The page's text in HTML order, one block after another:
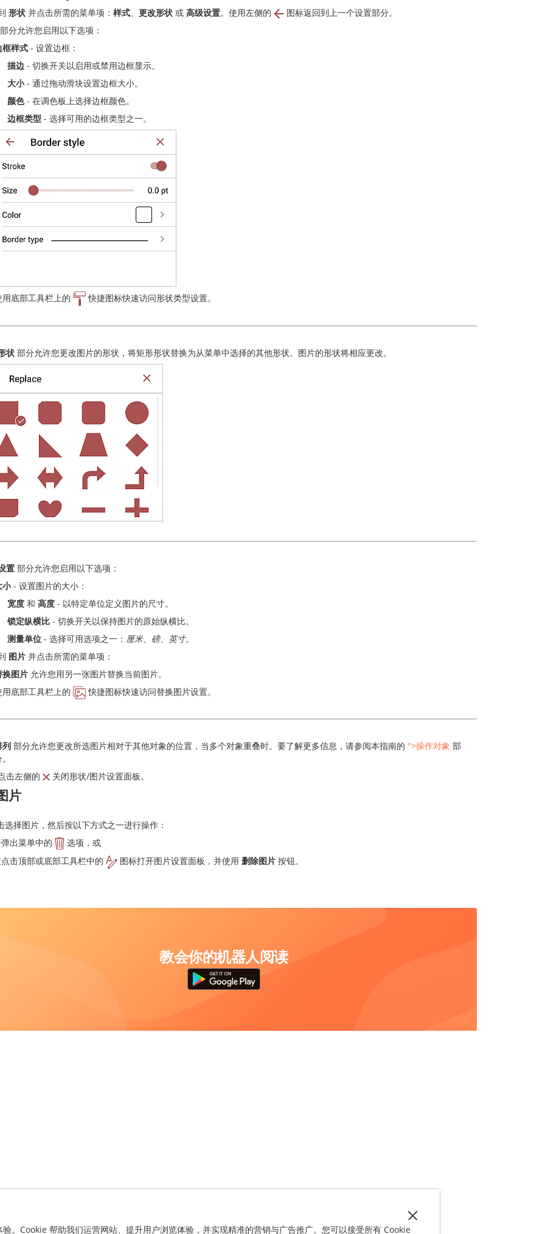
形状 并点击所需的菜单项： 样式、 更改形状 或 高级设置。使用左侧的
图标返回到上一个设置部分。
分允许您启用以下选项：
框样式 - 设置边框：
描边 - 切换开关以启用或禁用边框显示。
大小- 通过拖动滑块设置边框大小。
颜色- 在调色板上选择边框颜色。
边框类型 - 选择可用的边框类型之一。
用底部工具栏上的 快捷图标快速访问形状类型设置。
状 部分允许您更改图片的形状，将矩形形状替换为从菜单中选择的其他形状。图片的形状将相应更改。
置 部分允许您启用以下选项：
小- 设置图片的大小：
宽度 和 高度 - 以特定单位定义图片的尺寸。
锁定纵横比 - 切换开关以保持图片的原始纵横比。
测量单位 - 选择可用选项之一： 厘米、 磅、 英寸。
图片 并点击所需的菜单项：
换图片 允许您用另一张图片替换当前图片。
用底部工具栏上的
快捷图标快速访问替换图片设置。
列 部分允许您更改所选图片相对于其他对象的位置，当多个对象重叠时。要了解更多信息，请参阅本指南的 ">操作对象 部
击左侧的
关闭形状/图片设置面板。
片
选择图片，然后按以下方式之一进行操作：
出菜单中的
选项，或
击顶部或底部工具栏中的
图标打开图片设置面板，并使用 删除图片 按钮。
教会你的机器人阅读
。Cookie 帮助我们运营网站、提升用户浏览体验，并实现精准的营销与广告推广。您可以接受所有 Cookie